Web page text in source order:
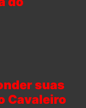
suas
Cavaleiro